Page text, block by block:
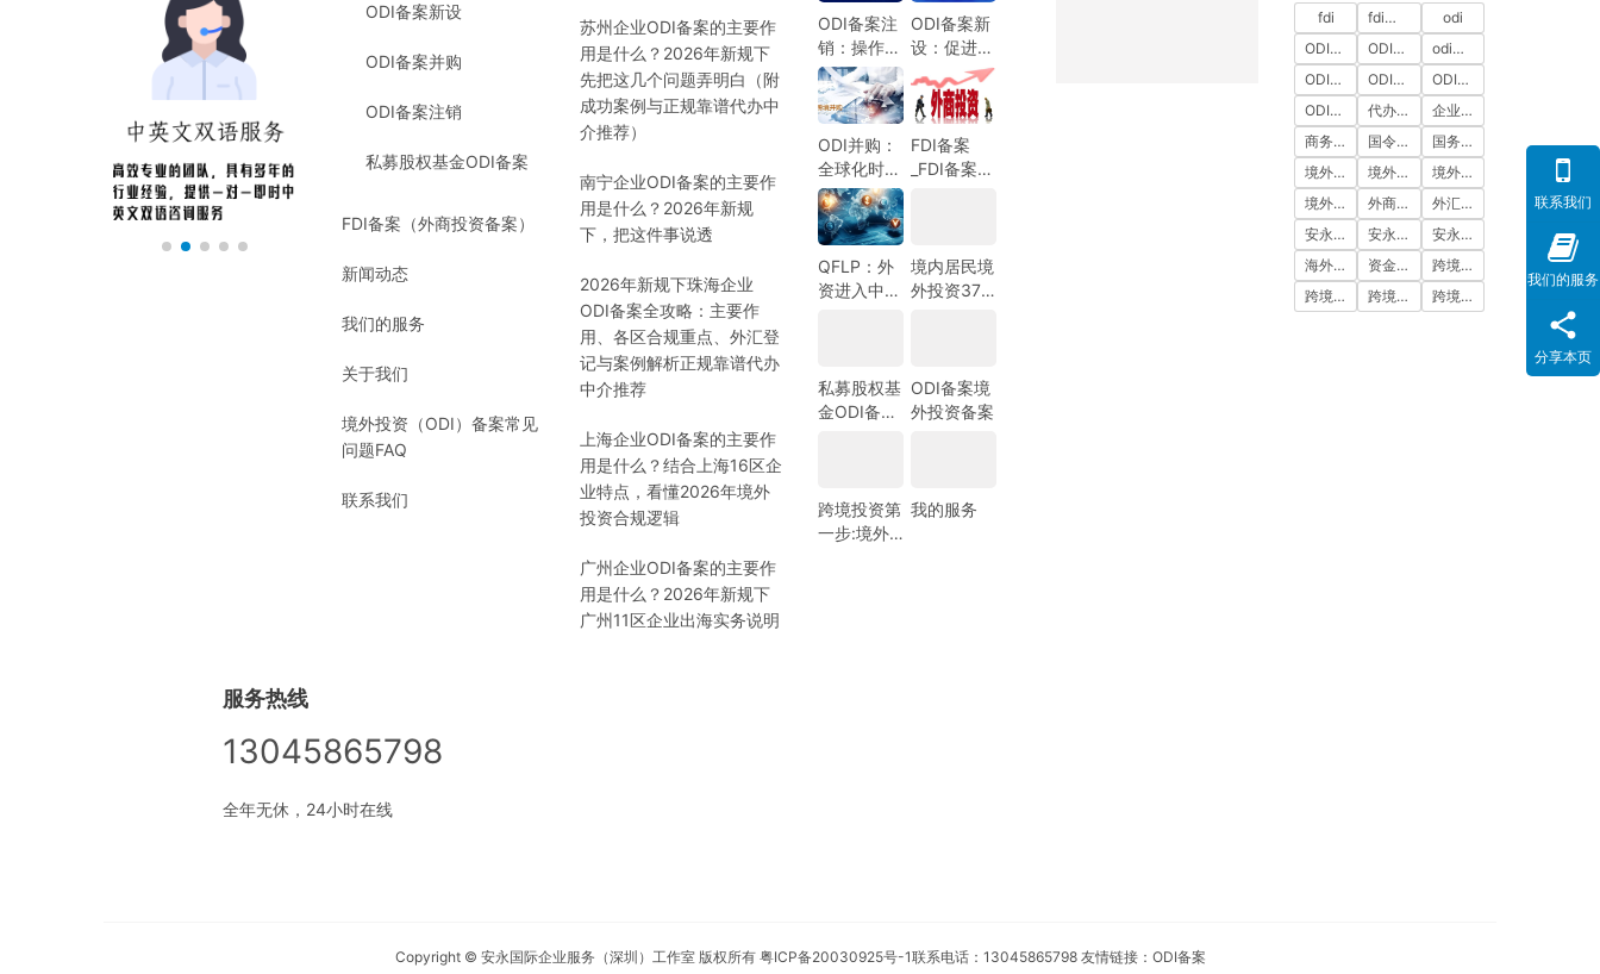
ODI备案新设
ODI备案并购
ODI备案注销
私募股权基金ODI备案
FDI备案（外商投资备案）
新闻动态
我们的服务
关于我们
境外投资（ODI）备案常见
问题FAQ
联系我们
苏州企业ODI备案的主要作
用是什么？2026年新规下
先把这几个问题弄明白（附
成功案例与正规靠谱代办中
介推荐）
南宁企业ODI备案的主要作
用是什么？2026年新规
下，把这件事说透
2026年新规下珠海企业
ODI备案全攻略：主要作
用、各区合规重点、外汇登
记与案例解析正规靠谱代办
中介推荐
上海企业ODI备案的主要作
用是什么？结合上海16区企
业特点，看懂2026年境外
投资合规逻辑
广州企业ODI备案的主要作
用是什么？2026年新规下
广州11区企业出海实务说明
ODI备案注
销：操作指
南与注意事
项
ODI备案新
设：促进中
国企业全球
化发展的新
机遇
ODI并购：
全球化时代
的企业战略
选择
FDI备案
_FDI备案指
规圈
QFLP：外
资进入中国
境内居民境
外投资37
私募股权基
金ODI备案
ODI备案境
外投资备案
跨境投资第
一步:境外
我的服务
fdi fdi备案
odi
ODI代办
ODI代办服务
odi备案
ODI备案中介机构
ODI备案代办中介
ODI备案费用
ODI登记
代办ODI多少钱
企业出海
商务部备案
国令第837号
国务院令第837号
境外投资
境外投资备案
境外投资备案流程
境外直接投资
外商投资
外汇登记
安永国际
安永国际ODI备案
安永国际跨境合规圈
海外公司注册服务
资金出境
跨境合规
跨境合规圈
跨境合规服务 跨境投资
服务热线
13045865798
全年无休，24小时在线
Copyright © 安永国际企业服务（深圳）工作室 版权所有 粤ICP备20030925号-1联系电话：13045865798 友情链接： ODI备案
联系我们
我们的服务
分享本页